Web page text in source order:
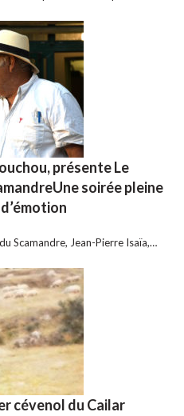
présente Le
soirée pleine
Scamandre, Jean-Pierre Isaïa,…
cévenol du Cailar